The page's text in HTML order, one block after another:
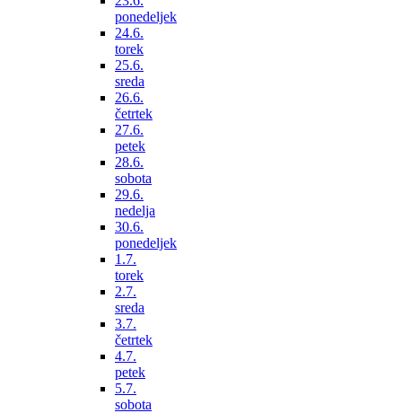
ponedeljek
24.6.
torek
25.6.
sreda
26.6.
četrtek
27.6.
petek
28.6.
sobota
29.6.
nedelja
30.6.
ponedeljek
1.7.
torek
2.7.
sreda
3.7.
četrtek
4.7.
petek
5.7.
sobota